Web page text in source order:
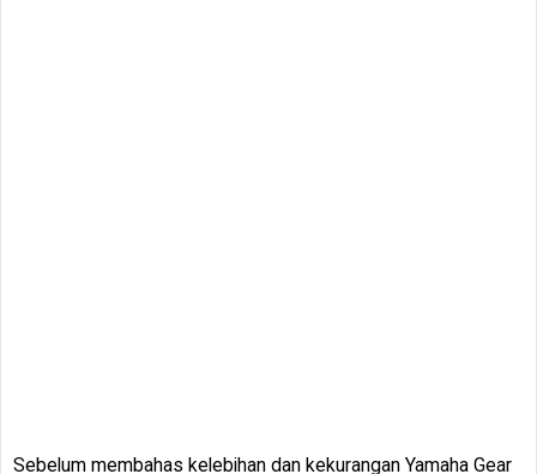
Sebelum membahas kelebihan dan kekurangan Yamaha Gear